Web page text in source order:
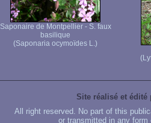
Saponaire de Montpellier - S. faux
basilique
(Saponaria ocymoïdes L.)
Site réalisé et édité
All right reserved. No part of this
or transmitted in any